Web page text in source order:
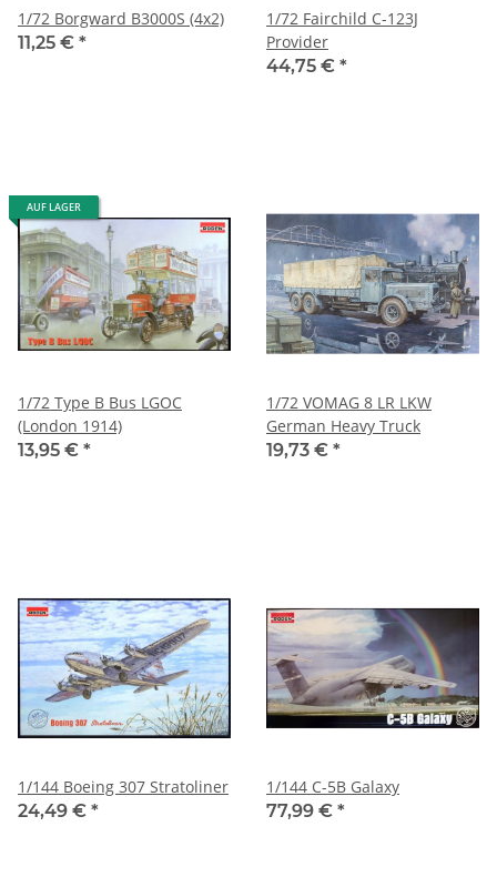
1/72 Borgward B3000S (4x2)
11,25 € *
1/72 Fairchild C-123J
Provider
44,75 € *
AUF LAGER
1/72 Type B Bus LGOC
(London 1914)
13,95 € *
1/72 VOMAG 8 LR LKW
German Heavy Truck
19,73 € *
1/144 Boeing 307 Stratoliner
24,49 € *
1/144 C-5B Galaxy
77,99 € *